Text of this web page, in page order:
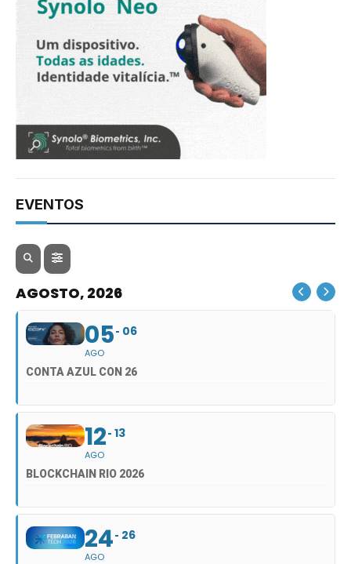
EVENTOS
AGOSTO, 2026
05
AGO
06
CONTA AZUL CON 26
12
AGO
13
BLOCKCHAIN RIO 2026
24
AGO
26